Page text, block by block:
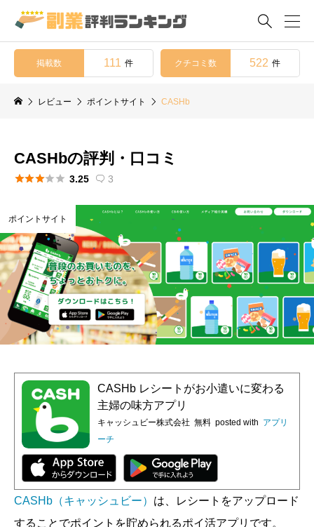

掲載数 111 件 クチコミ数 522 件
レビュー ポイントサイト CASHb
CASHbの評判・口コミ
 3.25  3
ポイントサイト
CASHb レシートがお小遣いに変わる
主婦の味方アプリ
キャッシュビー株式会社 無料 posted with アプリ
ーチ
CASHb（キャッシュビー） は、レシートをアップロード
することでポイントを貯められるポイ活アプリです。